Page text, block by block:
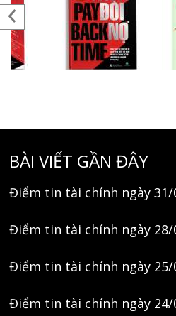
BÀI VIẾT GẦN ĐÂY
Điểm tin tài chính ngày 31/
Điểm tin tài chính ngày 28/
Điểm tin tài chính ngày 25/
Điểm tin tài chính ngày 24/